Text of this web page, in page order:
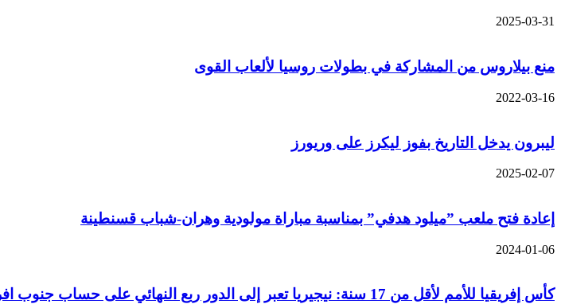
2025-03-31
منع بيلاروس من المشاركة في بطولات روسيا لألعاب القوى
2022-03-16
ليبرون يدخل التاريخ بفوز ليكرز على وريورز
2025-02-07
إعادة فتح ملعب ”ميلود هدفي” بمناسبة مباراة مولودية وهران-شباب قسنطينة
2024-01-06
كأس إفريقيا للأمم لأقل من 17 سنة: نيجيريا تعبر إلى الدور ربع النهائي على حساب جنوب افريقيا